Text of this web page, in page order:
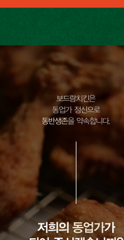
보드람치킨은
동업가 정신으로
동반생존을 약속합니다.
저희의동업가가